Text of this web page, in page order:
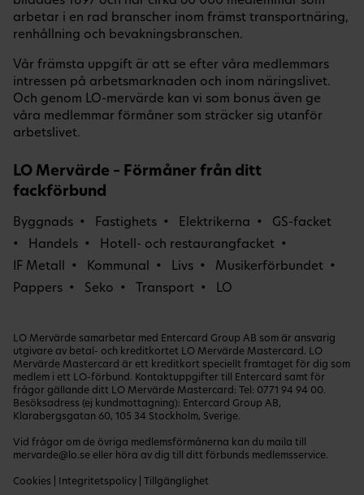
arbetar i en rad branscher inom främst transportnäring,
renhållning och bevakningsbranschen.
Vår främsta uppgift är att se efter våra medlemmars
intressen på arbetsmarknaden och inom näringslivet.
Och genom LO-mervärde kan vi som bonus även ge
våra medlemmar förmåner som sträcker sig utanför
arbetslivet.
LO Mervärde – Förmåner från ditt
fackförbund
Byggnads Fastighets Elektrikerna
GS-facket
Handels
Hotell- och restaurangfacket
IF Metall
Kommunal Livs
Musikerförbundet
Pappers
Seko Transport LO
LO Mervärde samarbetar med Entercard Group AB som är ansvarig
utgivare av betal- och kreditkortet LO Mervärde Mastercard. LO
Mervärde Mastercard är ett kreditkort speciellt framtaget för dig som
medlem i ett LO-förbund. Kontaktuppgifter till Entercard samt för
frågor gällande ditt LO Mervärde Mastercard: Tel: 0771 94 94 00.
Besöksadress (ej kundmottagning): Entercard Group AB,
Klarabergsgatan 60, 105 34 Stockholm, Sverige.
Vid frågor om de övriga medlemsförmånerna kan du maila till
mervarde@lo.se eller höra av dig till ditt förbunds medlemsservice.
Cookies Integritetspolicy Tillgänglighet